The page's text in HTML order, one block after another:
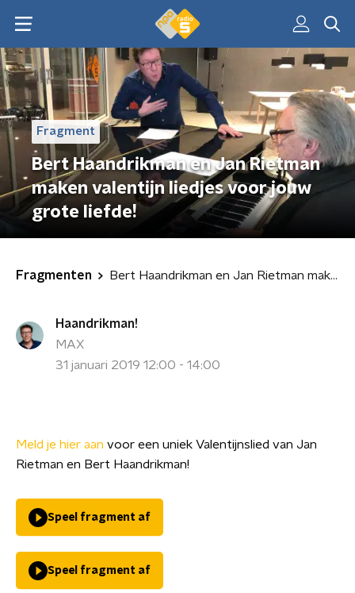
Fragment
Bert Haandrikman en Jan Rietman
maken valentijn liedjes voor jouw
grote liefde!
Fragmenten Bert Haandrikman en Jan Rietman maken valentijn liedjes voor jouw grote liefde!
Haandrikman!
MAX
31 januari 2019 12:00 - 14:00
Meld je hier aan voor een uniek Valentijnslied van Jan
Rietman en Bert Haandrikman!
Speel fragment af
Speel fragment af